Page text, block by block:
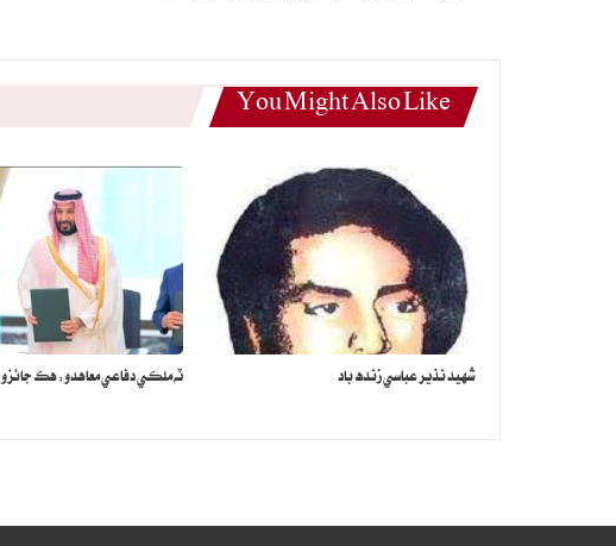
You Might Also Like
شهيد نذير عباسي زنده باد ٽه ملڪي دفاعي معاهدو: هڪ جائزو